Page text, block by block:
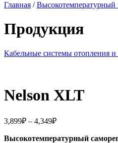
Главная /Высокотемпературный
Продукция
Кабельные системы отопления и
Nelson ХLT
3,899₽ – 4,349₽Диапазон
3,899₽
Высокотемпературный